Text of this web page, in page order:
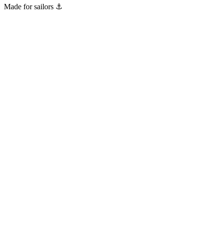
Made for sailors ⚓